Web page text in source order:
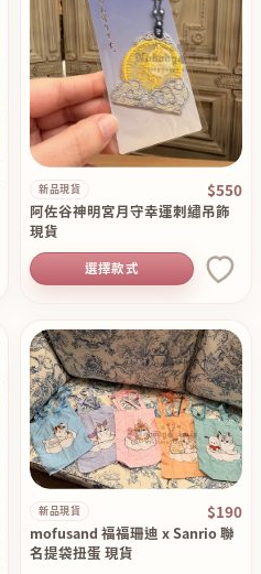
新品現貨 $550
阿佐谷神明宮月守幸運刺繡吊飾
現貨
選擇款式
新品現貨 $190
mofusand 福福珊迪 x Sanrio 聯
名提袋扭蛋 現貨